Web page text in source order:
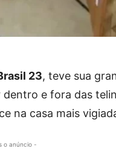
23, teve sua
e fora das
na casa mais
o anúncio -